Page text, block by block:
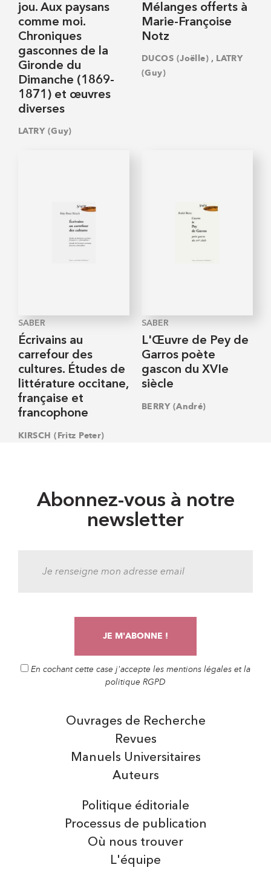
jou. Aux paysans
comme moi.
Chroniques
gasconnes de la
Gironde du
Dimanche (1869-
1871) et œuvres
diverses
LATRY (Guy)
Mélanges offerts à
Marie-Françoise
Notz
DUCOS (Joëlle) , LATRY
(Guy)
SABER
Écrivains au
carrefour des
cultures. Études de
littérature occitane,
française et
francophone
KIRSCH (Fritz Peter)
SABER
L'Œuvre de Pey de
Garros poète
gascon du XVIe
siècle
BERRY (André)
Abonnez-vous à notre
newsletter
En cochant cette case j'accepte les mentions légales et la
politique RGPD
Auteurs
Manuels Universitaires
Ouvrages de Recherche
Revues
Politique éditoriale
Processus de publication
Où nous trouver
L'équipe